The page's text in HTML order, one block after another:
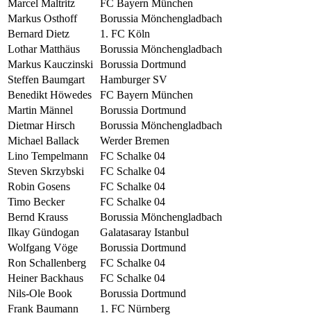
Marcel Maltritz
FC Bayern München
Markus Osthoff
Borussia Mönchengladbach
Bernard Dietz
1. FC Köln
Lothar Matthäus
Borussia Mönchengladbach
Markus Kauczinski
Borussia Dortmund
Steffen Baumgart
Hamburger SV
Benedikt Höwedes
FC Bayern München
Martin Männel
Borussia Dortmund
Dietmar Hirsch
Borussia Mönchengladbach
Michael Ballack
Werder Bremen
Lino Tempelmann
FC Schalke 04
Steven Skrzybski
FC Schalke 04
Robin Gosens
FC Schalke 04
Timo Becker
FC Schalke 04
Bernd Krauss
Borussia Mönchengladbach
Ilkay Gündogan
Galatasaray Istanbul
Wolfgang Vöge
Borussia Dortmund
Ron Schallenberg
FC Schalke 04
Heiner Backhaus
FC Schalke 04
Nils-Ole Book
Borussia Dortmund
Frank Baumann
1. FC Nürnberg